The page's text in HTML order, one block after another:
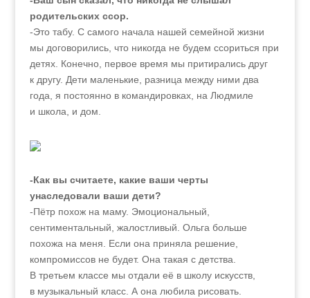
родительских ссор.
-Это табу. С самого начала нашей семейной жизни
мы договорились, что никогда не будем ссориться при
детях. Конечно, первое время мы притирались друг
к другу. Дети маленькие, разница между ними два
года, я постоянно в командировках, на Людмиле
и школа, и дом.
-Как вы считаете, какие ваши черты
унаследовали ваши дети?
-Пётр похож на маму. Эмоциональный,
сентиментальный, жалостливый. Ольга больше
похожа на меня. Если она приняла решение,
компромиссов не будет. Она такая с детства.
В третьем классе мы отдали её в школу искусств,
в музыкальный класс. А она любила рисовать.